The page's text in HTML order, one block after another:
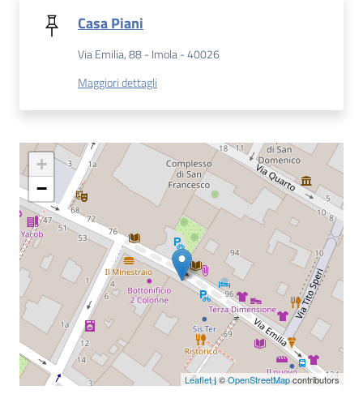
Catalogo
on line
Eventi
Chiedi al
Casa Piani
Via Emilia, 88 - Imola - 40026
Maggiori dettagli
+
−
Leaflet| ©OpenStreetMapcontributors